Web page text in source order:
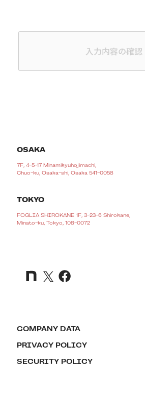
入力内容の確認
OSAKA
7F, 4-5-17 Minamikyuhojimachi,
Chuo-ku, Osaka-shi, Osaka 541-0058
TOKYO
FOGLIA SHIROKANE 1F, 3-23-6 Shirokane,
Minato-ku, Tokyo, 108-0072
COMPANY DATA
PRIVACY POLICY
SECURITY POLICY